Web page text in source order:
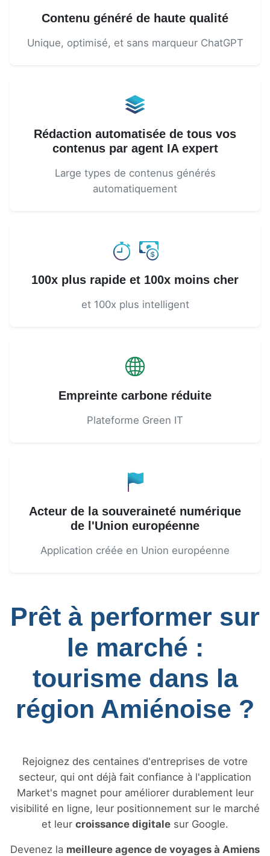
Contenu généré de haute qualité
Unique, optimisé, et sans marqueur ChatGPT
Rédaction automatisée de tous vos
contenus par agent IA expert
Large types de contenus générés
automatiquement
100x plus rapide et 100x moins cher
et 100x plus intelligent
Empreinte carbone réduite
Plateforme Green IT
Acteur de la souveraineté numérique
de l'Union européenne
Application créée en Union européenne
Prêt à performer sur
le marché :
tourisme dans la
région Amiénoise ?
Rejoignez des centaines d'entreprises de votre
secteur, qui ont déjà fait confiance à l'application
Market's magnet pour améliorer durablement leur
visibilité en ligne, leur positionnement sur le marché
et leur croissance digitale sur Google.
Devenez la meilleure agence de voyages à Amiens